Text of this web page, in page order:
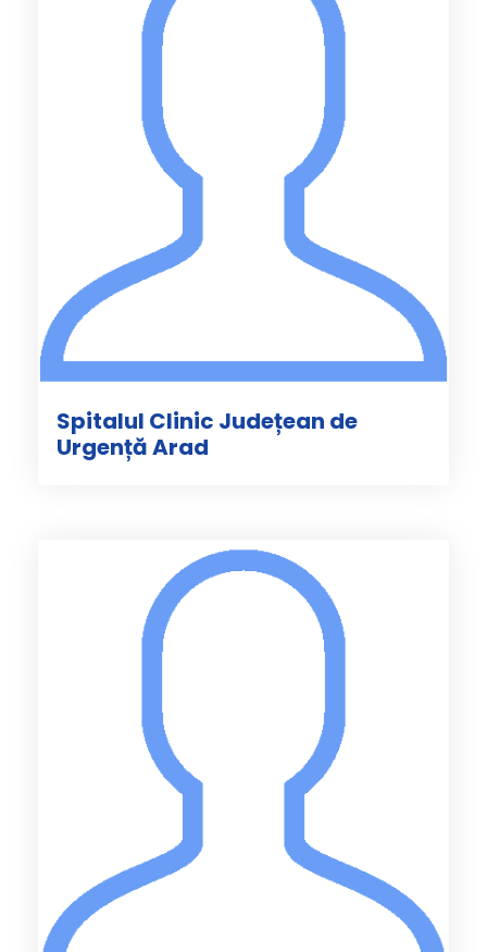
Spitalul Clinic Județean de
Urgență Arad